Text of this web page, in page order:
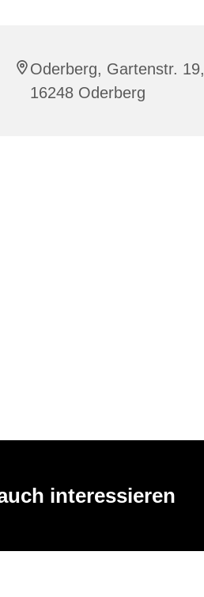
Oderberg, Gartenstr. 19,
16248 Oderberg
interessieren